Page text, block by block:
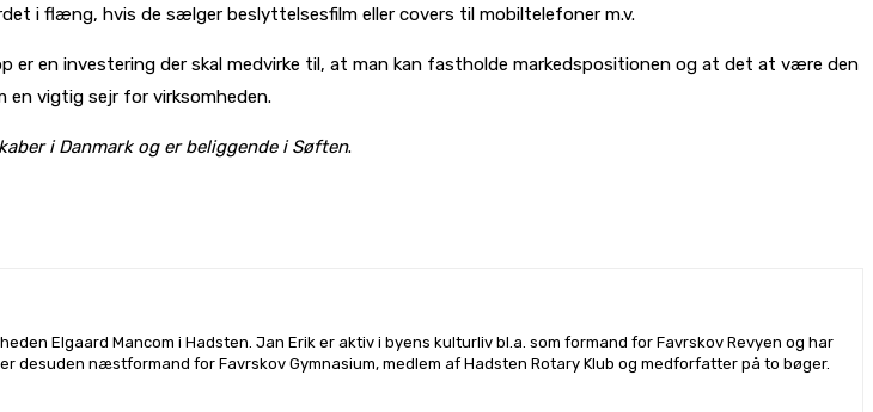
i flæng, hvis de sælger beslyttelsesfilm eller covers til mobiltelefoner m.v.
en investering der skal medvirke til, at man kan fastholde markedspositionen og at det at være den
en vigtig sejr for virksomheden.
i Danmark og er beliggende i Søften.
Elgaard Mancom i Hadsten. Jan Erik er aktiv i byens kulturliv bl.a. som formand for Favrskov Revyen og har
næstformand for Favrskov Gymnasium, medlem af Hadsten Rotary Klub og medforfatter på to bøger.